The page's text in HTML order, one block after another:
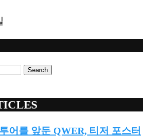
Search
어를 앞둔 QWER, 티저 포스터